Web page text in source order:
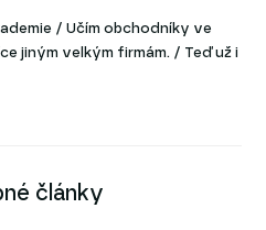
/ Učím obchodníky ve
jiným velkým firmám. / Teď už i
články